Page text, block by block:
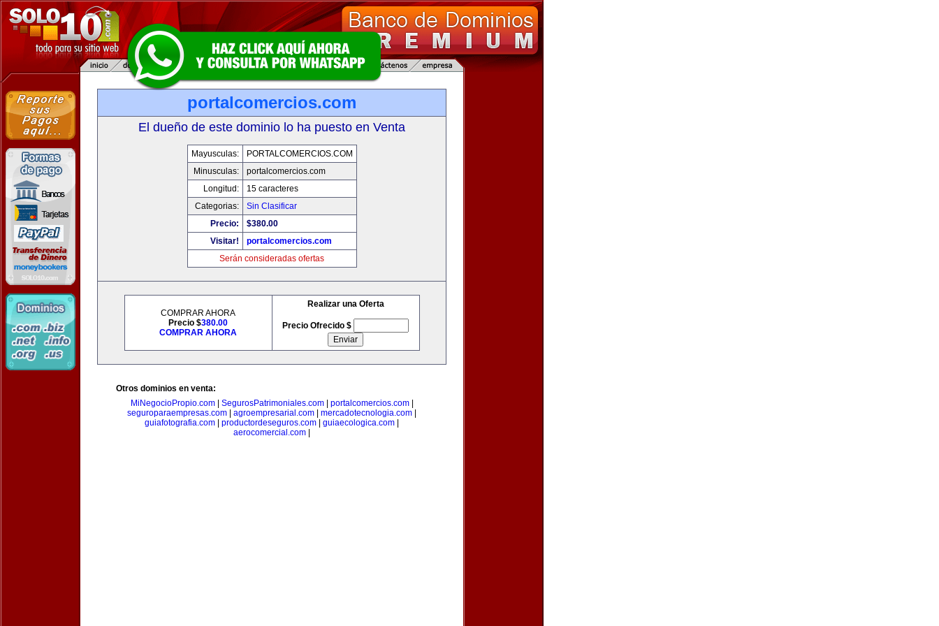
portalcomercios.com
El dueño de este dominio lo ha puesto en Venta
Mayusculas:
PORTALCOMERCIOS.COM
Minusculas:
portalcomercios.com
Longitud:
15 caracteres
Categorias:
Sin Clasificar
Precio:
$380.00
Visitar!
portalcomercios.com
Serán consideradas ofertas
COMPRAR AHORA
Precio $380.00
COMPRAR AHORA
Realizar una Oferta
Precio Ofrecido $
Otros dominios en venta:
MiNegocioPropio.com| SegurosPatrimoniales.com| portalcomercios.com|
seguroparaempresas.com
agroempresarial.com mercadotecnologia.com
guiafotografia.com
productordeseguros.com guiaecologica.com
aerocomercial.com